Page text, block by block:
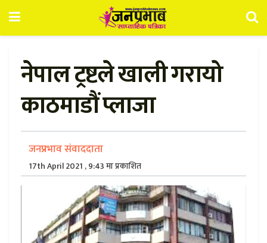
नेपाल ट्रष्टले खाली गरायो
काठमाडौं प्लाजा
जनप्रभाव संवाददाता
17th April 2021 , 9:43 मा प्रकाशित